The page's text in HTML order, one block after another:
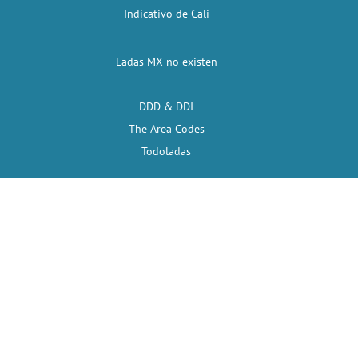
Indicativo de Cali
Ladas MX no existen
DDD & DDI
The Area Codes
Todoladas